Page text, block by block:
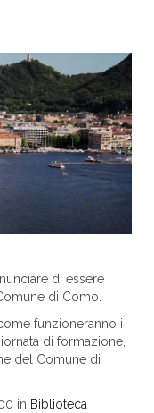
di essere
di Como.
funzioneranno i
di formazione,
del Comune di
in Biblioteca